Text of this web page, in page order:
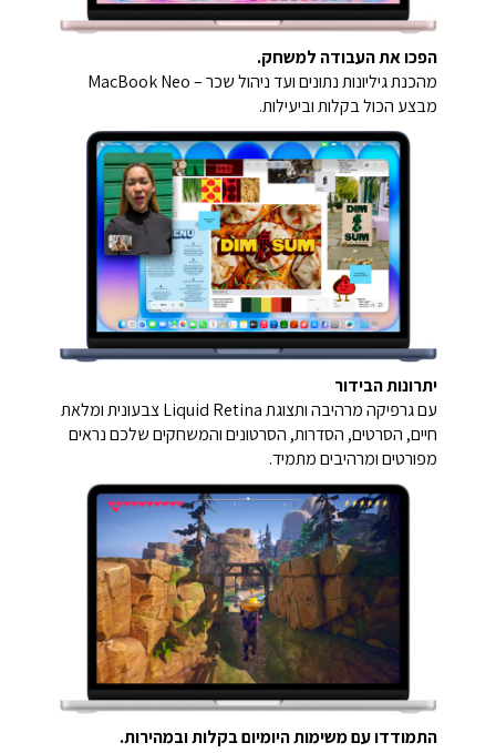
הפכו את העבודה למשחק.
מהכנת גיליונות נתונים ועד ניהול שכר – MacBook Neo
מבצע הכול בקלות וביעילות.
יתרונות הבידור
עם גרפיקה מרהיבה ותצוגת Liquid Retina צבעונית ומלאת
חיים, הסרטים, הסדרות, הסרטונים והמשחקים שלכם נראים
מפורטים ומרהיבים מתמיד.
התמודדו עם משימות היומיום בקלות ובמהירות.